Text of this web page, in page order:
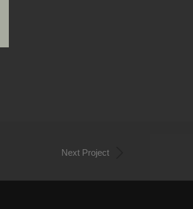
Next Project